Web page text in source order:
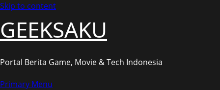
Skip to content
GEEKSAKU
Portal Berita Game, Movie & Tech Indonesia
Primary Menu